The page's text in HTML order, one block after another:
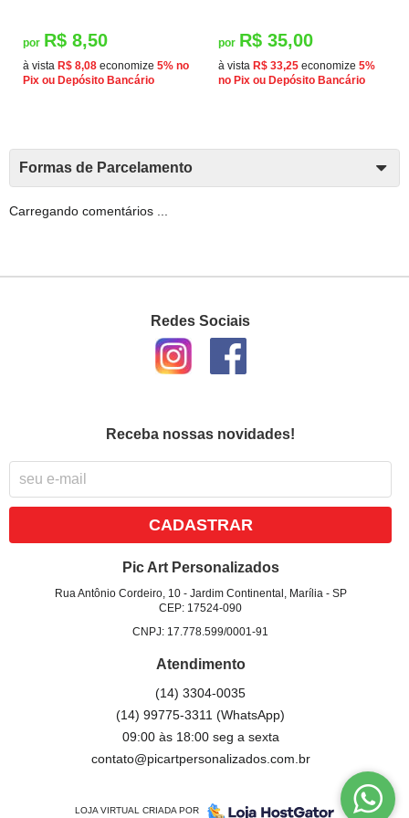
por R$ 8,50
à vista R$ 8,08 economize 5% no
Pix ou Depósito Bancário
por R$ 35,00
à vista R$ 33,25 economize 5%
no Pix ou Depósito Bancário
Formas de Parcelamento
Carregando comentários ...
Redes Sociais
Receba nossas novidades!
CADASTRAR
Pic Art Personalizados
Rua Antônio Cordeiro, 10- Jardim Continental, Marília- SP
CEP: 17524-090
CNPJ: 17.778.599/0001-91
Atendimento
(14) 3304-0035
(14) 99775-3311(WhatsApp)
09:00 às 18:00 seg a sexta
contato@picartpersonalizados.com.br
LOJA VIRTUAL CRIADA POR